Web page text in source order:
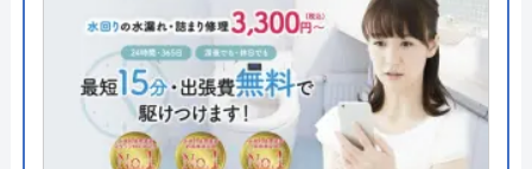
ひろしま水道職人のクチコミ on
（ 63件のクチコミ）
※クチコミの内容について
詳細は公式HPでご確認ください
ミズラックがおすすめの理由
ミズラックは全国の水道トラブルに対応している水